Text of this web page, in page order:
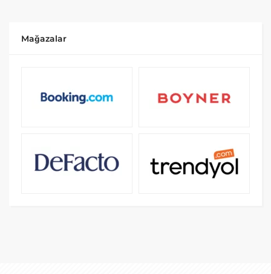
Mağazalar